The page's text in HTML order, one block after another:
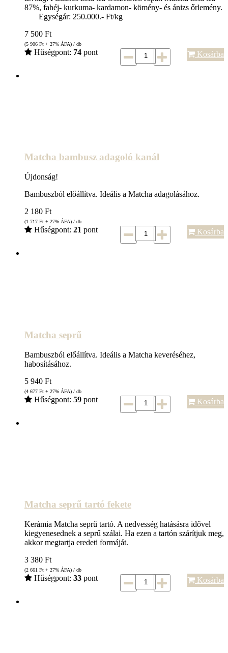
87%, fahéj- kurkuma- kardamon- kömény- és ánizs őrlemény.
Egységár: 250.000.- Ft/kg
7 500 Ft
(5 906 Ft + 27% ÁFA) / db
Hűségpont: 74 pont Kosárba
Matcha bambusz adagoló kanál
Újdonság!
Bambuszból előállítva. Ideális a Matcha adagolásához.
2 180 Ft
(1 717 Ft + 27% ÁFA) / db
Hűségpont: 21 pont Kosárba
Matcha seprű
Bambuszból előállítva. Ideális a Matcha keveréséhez,
habosításához.
5 940 Ft
(4 677 Ft + 27% ÁFA) / db
Hűségpont: 59 pont Kosárba
Matcha seprű tartó fekete
Kerámia Matcha seprű tartó. A nedvesség hatásásra idővel
kiegyenesednek a seprű szálai. Ha ezen a tartón szárítjuk meg,
akkor megtartja eredeti formáját.
3 380 Ft
(2 661 Ft + 27% ÁFA) / db
Hűségpont: 33 pont Kosárba